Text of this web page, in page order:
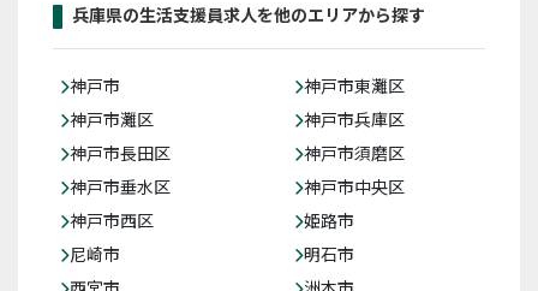
兵庫県の生活支援員求人を他のエリアから探す
神戸市
神戸市東灘区
神戸市灘区
神戸市兵庫区
神戸市長田区
神戸市須磨区
神戸市垂水区
神戸市中央区
神戸市西区
姫路市
尼崎市
明石市